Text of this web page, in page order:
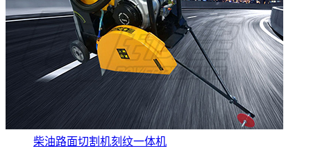
柴油路面切割机刻纹一体机